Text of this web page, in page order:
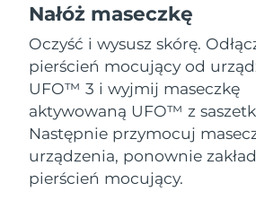
Nałóż maseczkę
Oczyść i wysusz skórę.
pierścień mocujący od
UFO™ 3 i wyjmij maseczkę
aktywowaną UFO™ z
Następnie przymocuj
urządzenia, ponownie
pierścień mocujący.